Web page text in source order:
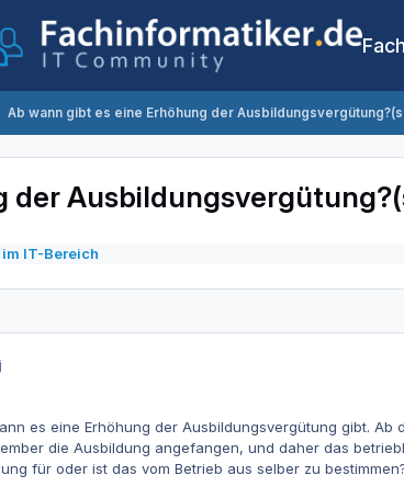
Ab wann gibt es eine Erhöhung der
der
IT-Bereich
es eine Erhöhung der Ausbildungsvergütung gibt.
die Ausbildung angefangen, und daher das
für oder ist das vom Betrieb aus selber zu